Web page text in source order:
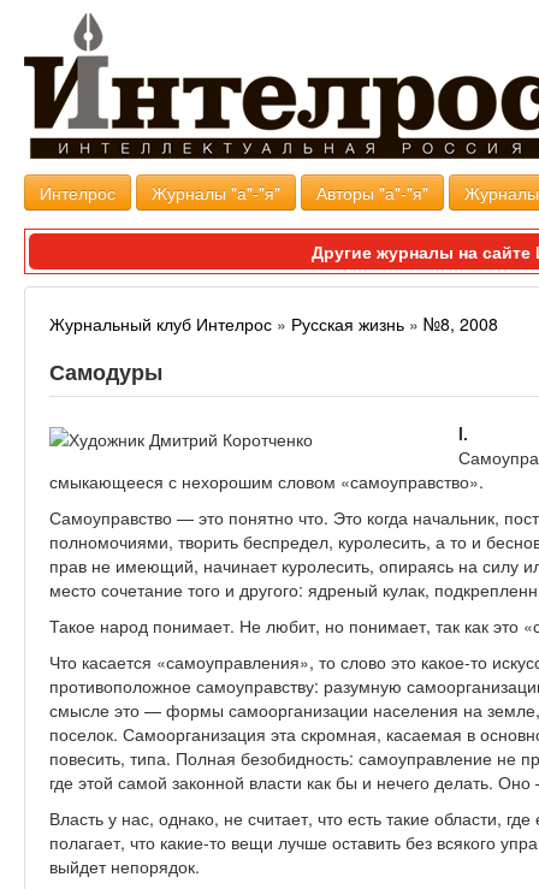
Интелрос Журналы "а"-"я" Авторы "а"-"я"
Другие журналы на
Журнальный клуб Интелрос » Русская жизнь » №8, 2008
Самодуры
I.
смыкающееся с нехорошим словом «самоуправство».
Самоуправство — это понятно что. Это когда начальник,
полномочиями, творить беспредел, куролесить, а то и
прав не имеющий, начинает куролесить, опираясь на силу
место сочетание того и другого: ядреный кулак,
Такое народ понимает. Не любит, но понимает, так как это
Что касается «самоуправления», то слово это какое-то
противоположное самоуправству: разумную
смысле это — формы самоорганизации населения на
поселок. Самоорганизация эта скромная, касаемая в
повесить, типа. Полная безобидность: самоуправление не
где этой самой законной власти как бы и нечего делать.
Власть у нас, однако, не считает, что есть такие области,
полагает, что какие-то вещи лучше оставить без всякого
выйдет непорядок.